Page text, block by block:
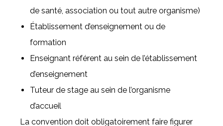
de santé, association ou tout autre organisme)
Établissement d’enseignement ou de
formation
Enseignant référent au sein de l’établissement
d’enseignement
Tuteur de stage au sein de l’organisme
d’accueil
La convention doit obligatoirement faire figurer